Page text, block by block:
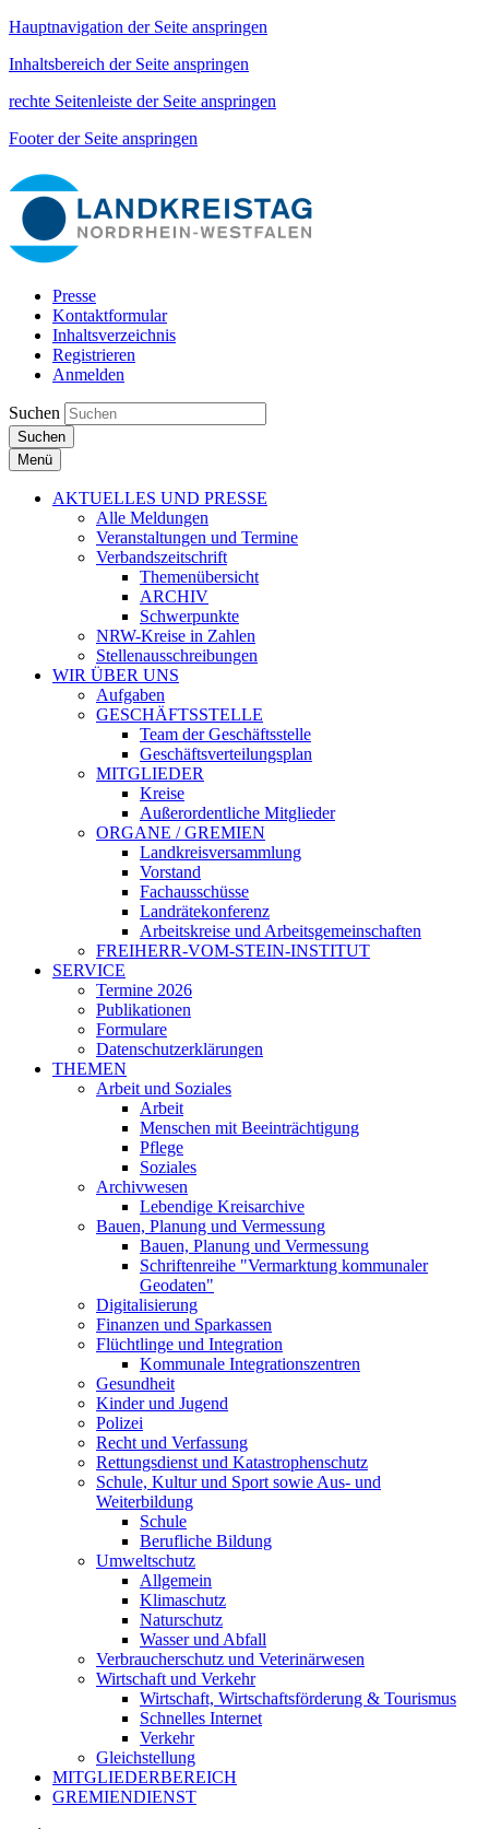
Hauptnavigation der Seite anspringen
Inhaltsbereich der Seite anspringen
rechte Seitenleiste der Seite anspringen
Footer der Seite anspringen
Presse
Kontaktformular
Inhaltsverzeichnis
Registrieren
Anmelden
Suchen
Suchen
Menü
AKTUELLES UND PRESSE
Alle Meldungen
Veranstaltungen und Termine
Verbandszeitschrift
Themenübersicht
ARCHIV
Schwerpunkte
NRW-Kreise in Zahlen
Stellenausschreibungen
WIR ÜBER UNS
Aufgaben
GESCHÄFTSSTELLE
Team der Geschäftsstelle
Geschäftsverteilungsplan
MITGLIEDER
Kreise
Außerordentliche Mitglieder
ORGANE / GREMIEN
Landkreisversammlung
Vorstand
Fachausschüsse
Landrätekonferenz
Arbeitskreise und Arbeitsgemeinschaften
FREIHERR-VOM-STEIN-INSTITUT
SERVICE
Termine 2026
Publikationen
Formulare
Datenschutzerklärungen
THEMEN
Arbeit und Soziales
Arbeit
Menschen mit Beeinträchtigung
Pflege
Soziales
Archivwesen
Lebendige Kreisarchive
Bauen, Planung und Vermessung
Bauen, Planung und Vermessung
Schriftenreihe "Vermarktung kommunaler
Geodaten"
Digitalisierung
Finanzen und Sparkassen
Flüchtlinge und Integration
Kommunale Integrationszentren
Gesundheit
Kinder und Jugend
Polizei
Recht und Verfassung
Rettungsdienst und Katastrophenschutz
Schule, Kultur und Sport sowie Aus- und
Weiterbildung
Schule
Berufliche Bildung
Umweltschutz
Allgemein
Klimaschutz
Naturschutz
Wasser und Abfall
Verbraucherschutz und Veterinärwesen
Wirtschaft und Verkehr
Wirtschaft, Wirtschaftsförderung & Tourismus
Schnelles Internet
Verkehr
Gleichstellung
MITGLIEDERBEREICH
GREMIENDIENST